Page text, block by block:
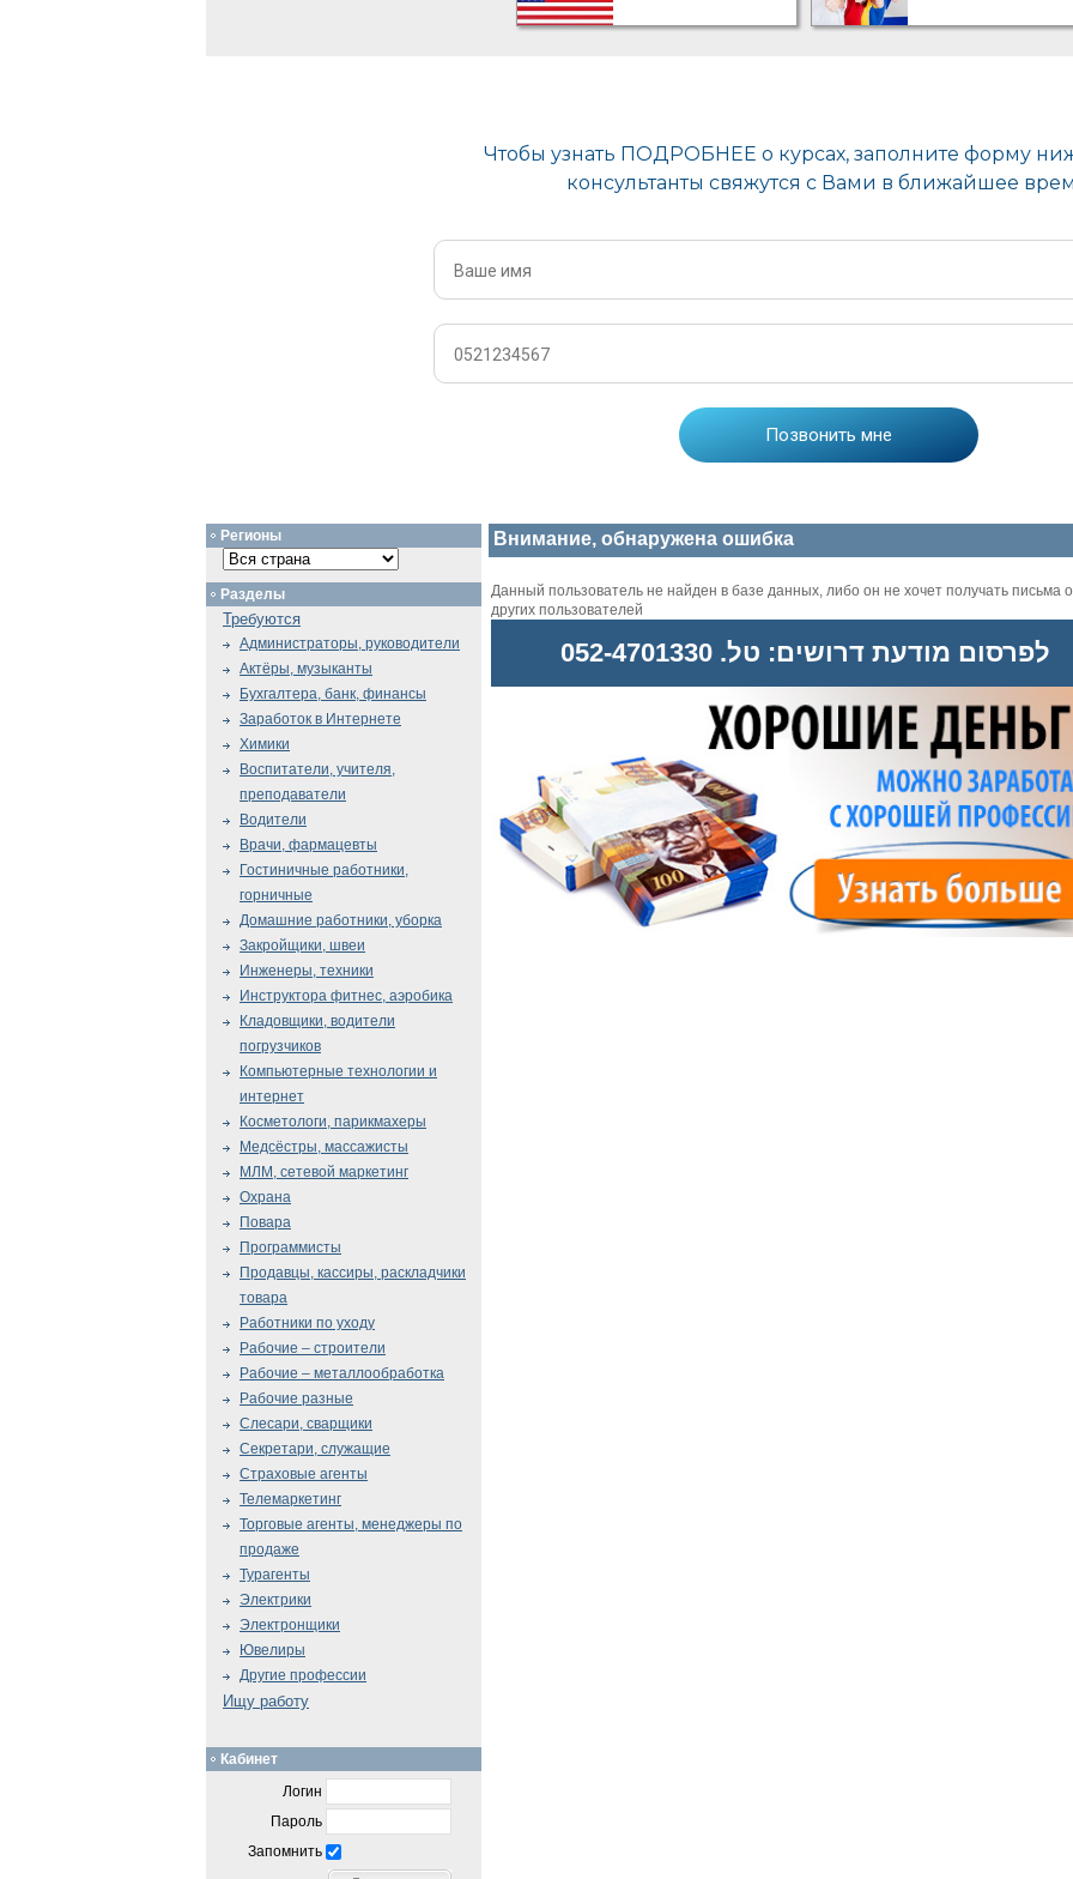
Внимание, обнаружена ошибка
Данный пользователь не найден в базе данных, либо он не хочет получать письма
других пользователей
לפרסום מודעת דרושים: טל. 052-4701330
Регионы
Разделы
Требуются
Администраторы, руководители
Актёры, музыканты
Бухгалтера, банк, финансы
Заработок в Интернете
Химики
Воспитатели, учителя,
преподаватели
Водители
Врачи, фармацевты
Гостиничные работники,
горничные
Домашние работники, уборка
Закройщики, швеи
Инженеры, техники
Инструктора фитнес, аэробика
Кладовщики, водители
погрузчиков
Компьютерные технологии и
интернет
Косметологи, парикмахеры
Медсёстры, массажисты
МЛМ, сетевой маркетинг
Охрана
Повара
Программисты
Продавцы, кассиры, раскладчики
товара
Работники по уходу
Рабочие – строители
Рабочие – металлообработка
Рабочие разные
Слесари, сварщики
Секретари, служащие
Страховые агенты
Телемаркетинг
Торговые агенты, менеджеры по
продаже
Турагенты
Электрики
Электронщики
Ювелиры
Другие профессии
Ищу работу
Кабинет
Логин
Пароль
Запомнить